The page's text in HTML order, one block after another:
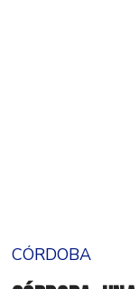
CÓRDOBA